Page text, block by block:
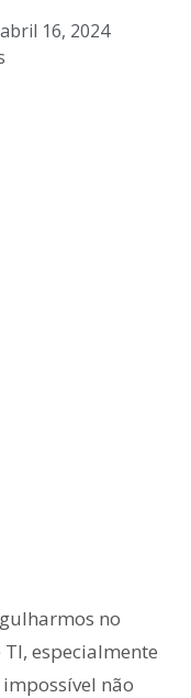
abril 16, 2024
no
especialmente
impossível não